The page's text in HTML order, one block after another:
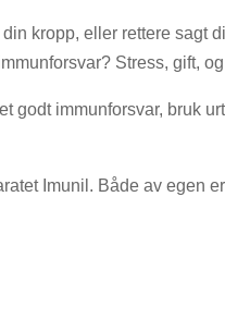
kropp, eller rettere
Stress, gift,
godt immunforsvar, bruk
Imunil. Både av egen